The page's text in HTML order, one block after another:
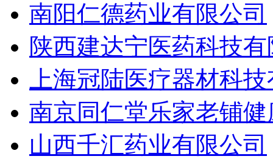
南阳仁德药业有限公司
陕西建达宁医药科技
上海冠陆医疗器材科
南京同仁堂乐家老铺
山西千汇药业有限公司